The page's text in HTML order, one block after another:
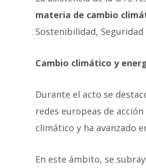
materia de cambio
Sostenibilidad,
Cambio climático y
Durante el acto se
redes europeas de
climático y ha avanzado
En este ámbito, se